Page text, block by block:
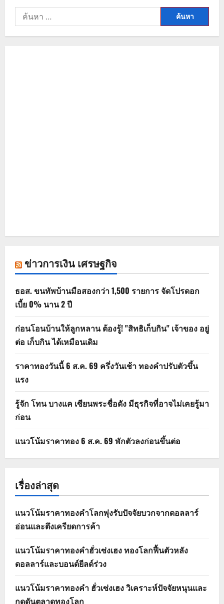
ค้นหา
สำหรับ:
ข่าวการเงิน เศรษฐกิจ
ธอส. ขนทัพบ้านมือสองกว่า 1,500 รายการ จัดโปรดอก
เบี้ย 0% นาน 2 ปี
ก่อนโอนบ้านให้ลูกหลาน ต้องรู้! "สิทธิเก็บกิน" เจ้าของ อยู่
ต่อ เก็บกิน ได้เหมือนเดิม
ราคาทองวันนี้ 6 ส.ค. 69 ครึ่งวันเช้า ทองคำปรับตัวขึ้น
แรง
รู้จัก โทน บางแค เซียนพระชื่อดัง มีธุรกิจที่อาจไม่เคยรู้มา
ก่อน
แนวโน้มราคาทอง 6 ส.ค. 69 พักตัวลงก่อนขึ้นต่อ
เรื่องล่าสุด
แนวโน้มราคาทองคำโลกพุ่งรับปัจจัยบวกจากดอลลาร์
อ่อนและตึงเครียดการค้า
แนวโน้มราคาทองคำฮั่วเซ่งเฮง ทองโลกฟื้นตัวหลัง
ดอลลาร์และบอนด์ยีลด์ร่วง
แนวโน้มราคาทองคำ ฮั่วเซ่งเฮง วิเคราะห์ปัจจัยหนุนและ
กดดันตลาดทองโลก